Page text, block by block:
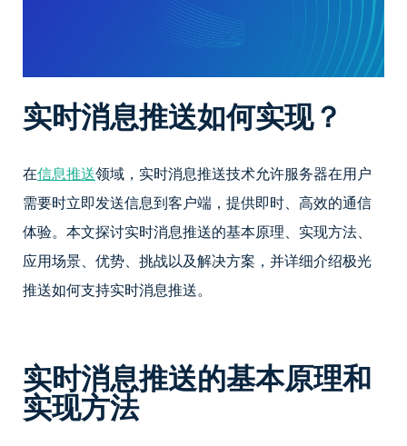
实时消息推送如何实现？
在信息推送领域，实时消息推送技术允许服务器在用户
需要时立即发送信息到客户端，提供即时、高效的通信
体验。本文探讨实时消息推送的基本原理、实现方法、
应用场景、优势、挑战以及解决方案，并详细介绍极光
推送如何支持实时消息推送。
实时消息推送的基本原理和
实现方法